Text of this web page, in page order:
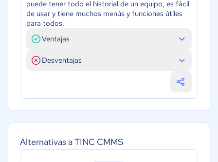
Alternativas a TINC CMMS
puede tener todo el historial de un equipo, es fácil
de usar y tiene muchos menús y funciones útiles
para todos.
Ventajas
Desventajas